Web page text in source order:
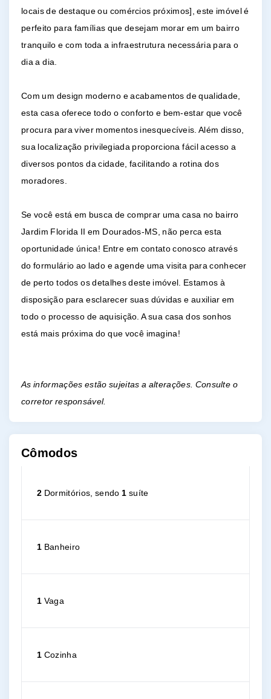
locais de destaque ou comércios próximos], este imóvel é
perfeito para famílias que desejam morar em um bairro
tranquilo e com toda a infraestrutura necessária para o
dia a dia.
Com um design moderno e acabamentos de qualidade,
esta casa oferece todo o conforto e bem-estar que você
procura para viver momentos inesquecíveis. Além disso,
sua localização privilegiada proporciona fácil acesso a
diversos pontos da cidade, facilitando a rotina dos
moradores.
Se você está em busca de comprar uma casa no bairro
Jardim Florida II em Dourados-MS, não perca esta
oportunidade única! Entre em contato conosco através
do formulário ao lado e agende uma visita para conhecer
de perto todos os detalhes deste imóvel. Estamos à
disposição para esclarecer suas dúvidas e auxiliar em
todo o processo de aquisição. A sua casa dos sonhos
está mais próxima do que você imagina!
As informações estão sujeitas a alterações. Consulte o
corretor responsável.
Cômodos
2 Dormitórios, sendo 1 suíte
1 Banheiro
1 Vaga
1 Cozinha